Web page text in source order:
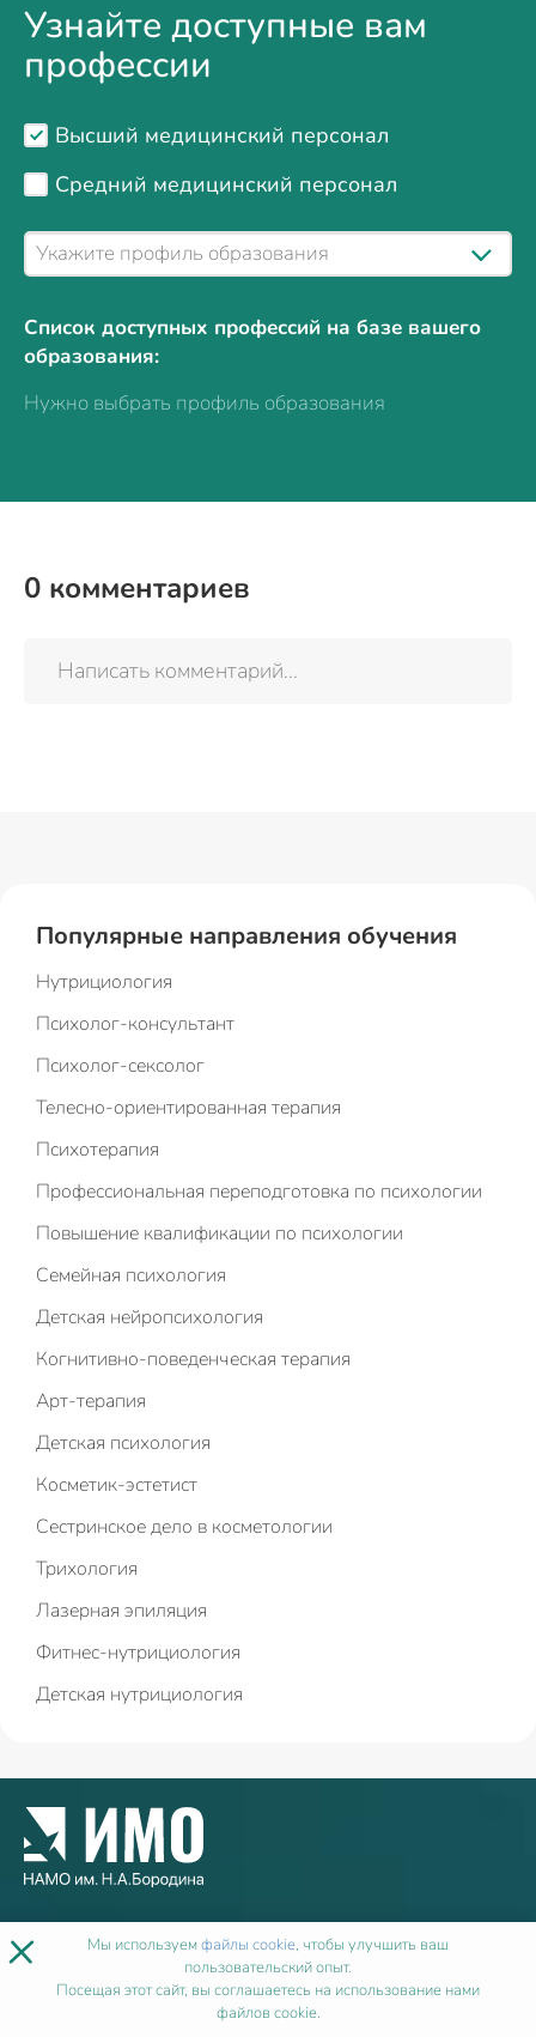
Узнайте доступные вам
профессии
Высший медицинский персонал
Средний медицинский персонал
Список доступных профессий на базе вашего
образования:
Нужно выбрать профиль образования
0 комментариев
Написать комментарий...
Популярные направления обучения
Нутрициология
Психолог-консультант
Психолог-сексолог
Телесно-ориентированная терапия
Психотерапия
Профессиональная переподготовка по психологии
Повышение квалификации по психологии
Семейная психология
Детская нейропсихология
Когнитивно-поведенческая терапия
Арт-терапия
Детская психология
Косметик-эстетист
Сестринское дело в косметологии
Трихология
Лазерная эпиляция
Фитнес-нутрициология
Детская нутрициология
Мы в социальных сетях:
× Мы используемфайлы cookie, чтобы улучшить ваш
пользовательский опыт.
Посещая этот сайт, вы соглашаетесь на использование нами
файлов cookie.